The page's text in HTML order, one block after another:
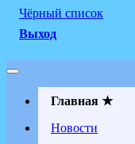
Чёрный список
Выход
Главная ★
Новости